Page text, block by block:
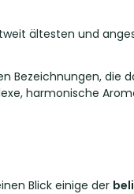
ältesten und
Bezeichnungen, die
harmonische
Blick einige der